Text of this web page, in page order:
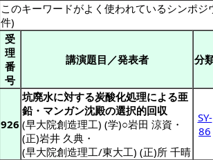
このキーワードがよく使われているシンポ
件)
受
理
番
号
講演題目／発表者 分
926
坑廃水に対する炭酸化処理による亜
鉛・マンガン沈殿の選択的回収
(早大院創造理工) (学)○岩田 涼資 ・
(正)岩井 久典 ・
(早大院創造理工/東大工) (正)所 千晴
SY-
86